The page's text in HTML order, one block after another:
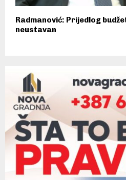
Radmanović: Prijedlog
neustavan